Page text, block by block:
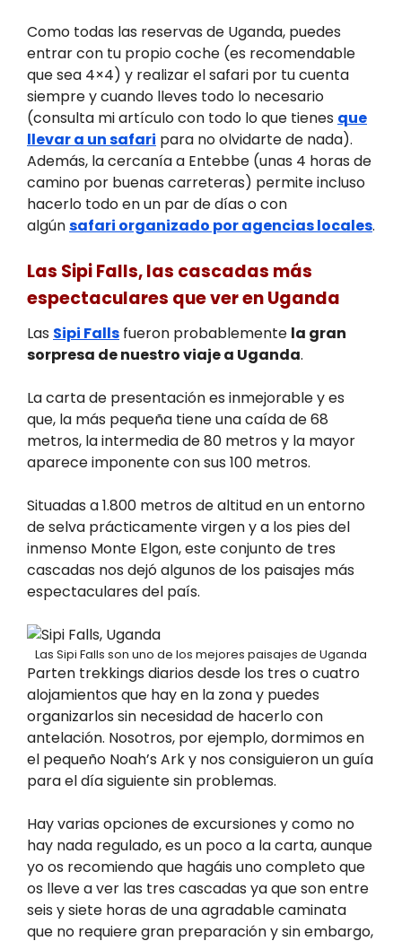
Como todas las reservas de Uganda, puedes
entrar con tu propio coche (es recomendable
que sea 4×4) y realizar el safari por tu cuenta
siempre y cuando lleves todo lo necesario
(consulta mi artículo con todo lo que tienes que
llevar a un safari para no olvidarte de nada).
Además, la cercanía a Entebbe (unas 4 horas de
camino por buenas carreteras) permite incluso
hacerlo todo en un par de días o con
algúnsafari organizado por agencias locales.
Las Sipi Falls, las cascadas más
espectaculares que ver en Uganda
Las Sipi Falls fueron probablemente la gran
sorpresa de nuestro viaje a Uganda.
La carta de presentación es inmejorable y es
que, la más pequeña tiene una caída de 68
metros, la intermedia de 80 metros y la mayor
aparece imponente con sus 100 metros.
Situadas a 1.800 metros de altitud en un entorno
de selva prácticamente virgen y a los pies del
inmenso Monte Elgon, este conjunto de tres
cascadas nos dejó algunos de los paisajes más
espectaculares del país.
Las Sipi Falls son uno de los mejores paisajes de Uganda
Parten trekkings diarios desde los tres o cuatro
alojamientos que hay en la zona y puedes
organizarlos sin necesidad de hacerlo con
antelación. Nosotros, por ejemplo, dormimos en
el pequeño Noah’s Ark y nos consiguieron un guía
para el día siguiente sin problemas.
Hay varias opciones de excursiones y como no
hay nada regulado, es un poco a la carta, aunque
yo os recomiendo que hagáis uno completo que
os lleve a ver las tres cascadas ya que son entre
seis y siete horas de una agradable caminata
que no requiere gran preparación y sin embargo,